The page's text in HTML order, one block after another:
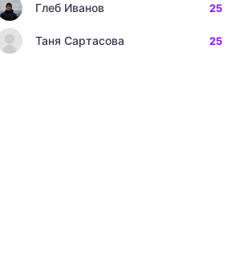
Глеб Иванов 25
Таня Сартасова 25